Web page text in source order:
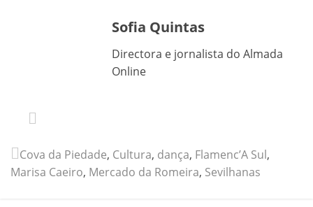
Sofia Quintas
Directora e jornalista do Almada
Online
Cova da Piedade, Cultura, dança, Flamenc’A Sul,
Marisa Caeiro, Mercado da Romeira, Sevilhanas